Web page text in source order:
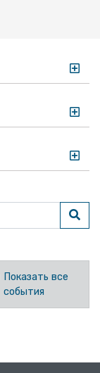
Показать все
события